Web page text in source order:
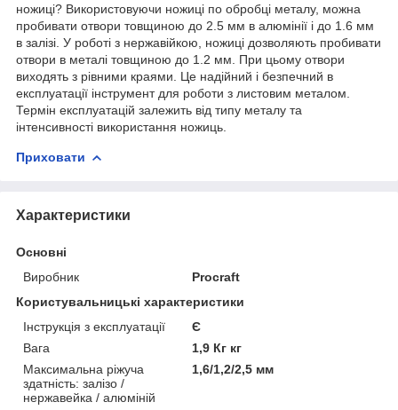
ножиці? Використовуючи ножиці по обробці металу, можна
пробивати отвори товщиною до 2.5 мм в алюмінії і до 1.6 мм
в залізі. У роботі з нержавійкою, ножиці дозволяють пробивати
отвори в металі товщиною до 1.2 мм. При цьому отвори
виходять з рівними краями. Це надійний і безпечний в
експлуатації інструмент для роботи з листовим металом.
Термін експлуатацій залежить від типу металу та
інтенсивності використання ножиць.
Приховати
Характеристики
Основні
Виробник
Procraft
Користувальницькі характеристики
Інструкція з експлуатації
Є
Вага
1,9 Кг кг
Максимальна ріжуча
здатність: залізо /
нержавейка / алюміній
1,6/1,2/2,5 мм